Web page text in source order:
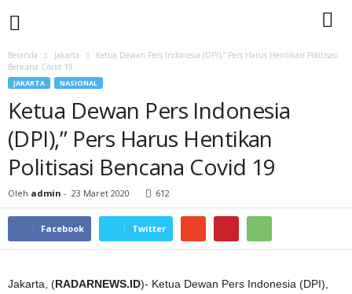
Beranda Jakarta
Ketua Dewan Pers Indonesia (DPI),” Pers Harus Hentikan Politisasi
Bencana Covid 19
JAKARTA NASIONAL
Ketua Dewan Pers Indonesia
(DPI),” Pers Harus Hentikan
Politisasi Bencana Covid 19
Oleh admin - 23 Maret 2020 612
Facebook Twitter
Jakarta, (RADARNEWS.ID)- Ketua Dewan Pers Indonesia (DPI),